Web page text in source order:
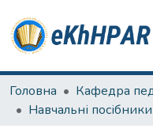
Головна
Навчальні посібники